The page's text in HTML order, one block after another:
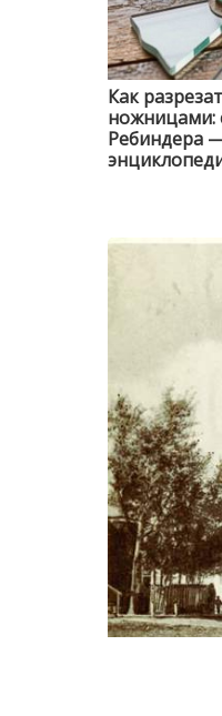
Как
ножницами:
Ребиндера